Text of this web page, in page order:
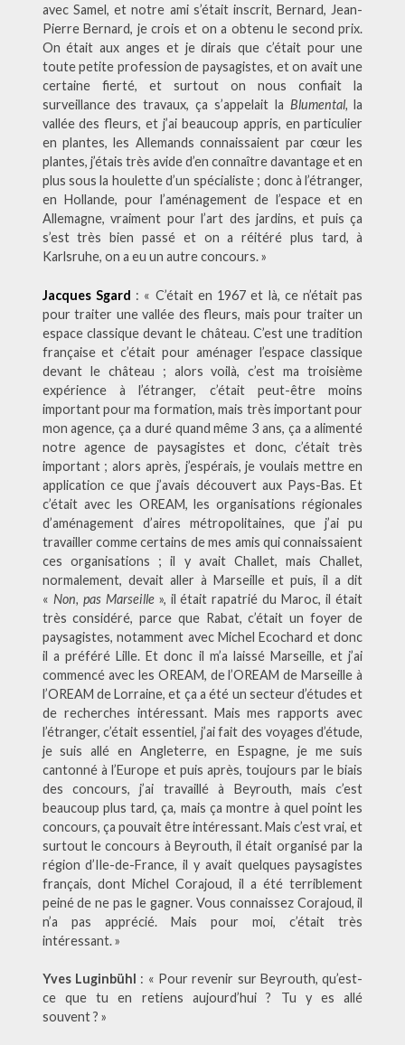
avec Samel, et notre ami s’était inscrit, Bernard, Jean-
Pierre Bernard, je crois et on a obtenu le second prix.
On était aux anges et je dirais que c’était pour une
toute petite profession de paysagistes, et on avait une
certaine fierté, et surtout on nous confiait la
surveillance des travaux, ça s’appelait la Blumental, la
vallée des fleurs, et j’ai beaucoup appris, en particulier
en plantes, les Allemands connaissaient par cœur les
plantes, j’étais très avide d’en connaître davantage et en
plus sous la houlette d’un spécialiste ; donc à l’étranger,
en Hollande, pour l’aménagement de l’espace et en
Allemagne, vraiment pour l’art des jardins, et puis ça
s’est très bien passé et on a réitéré plus tard, à
Karlsruhe, on a eu un autre concours. »
Jacques Sgard : « C’était en 1967 et là, ce n’était pas
pour traiter une vallée des fleurs, mais pour traiter un
espace classique devant le château. C’est une tradition
française et c’était pour aménager l’espace classique
devant le château ; alors voilà, c’est ma troisième
expérience à l’étranger, c’était peut-être moins
important pour ma formation, mais très important pour
mon agence, ça a duré quand même 3 ans, ça a alimenté
notre agence de paysagistes et donc, c’était très
important ; alors après, j’espérais, je voulais mettre en
application ce que j’avais découvert aux Pays-Bas. Et
c’était avec les OREAM, les organisations régionales
d’aménagement d’aires métropolitaines, que j’ai pu
travailler comme certains de mes amis qui connaissaient
ces organisations ; il y avait Challet, mais Challet,
normalement, devait aller à Marseille et puis, il a dit
« Non, pas Marseille», il était rapatrié du Maroc, il était
très considéré, parce que Rabat, c’était un foyer de
paysagistes, notamment avec Michel Ecochard et donc
il a préféré Lille. Et donc il m’a laissé Marseille, et j’ai
commencé avec les OREAM, de l’OREAM de Marseille à
l’OREAM de Lorraine, et ça a été un secteur d’études et
de recherches intéressant. Mais mes rapports avec
l’étranger, c’était essentiel, j’ai fait des voyages d’étude,
je suis allé en Angleterre, en Espagne, je me suis
cantonné à l’Europe et puis après, toujours par le biais
des concours, j’ai travaillé à Beyrouth, mais c’est
beaucoup plus tard, ça, mais ça montre à quel point les
concours, ça pouvait être intéressant. Mais c’est vrai, et
surtout le concours à Beyrouth, il était organisé par la
région d’Ile-de-France, il y avait quelques paysagistes
français, dont Michel Corajoud, il a été terriblement
peiné de ne pas le gagner. Vous connaissez Corajoud, il
n’a pas apprécié. Mais pour moi, c’était très
intéressant. »
Yves Luginbühl : « Pour revenir sur Beyrouth, qu’est-
ce que tu en retiens aujourd’hui ? Tu y es allé
souvent ? »